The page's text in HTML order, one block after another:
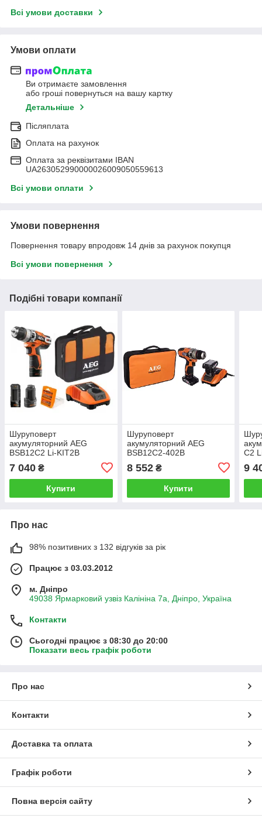
Всі умови доставки
Умови оплати
Ви отримаєте замовлення
або гроші повернуться на вашу картку
Детальніше
Післяплата
Оплата на рахунок
Оплата за реквізитами IBAN
UA263052990000026009050559613
Всі умови оплати
Умови повернення
Повернення товару впродовж 14 днів за рахунок покупця
Всі умови повернення
Подібні товари компанії
Шуруповерт
акумуляторний AEG
BSB12C2 Li-KIT2B
7 040 ₴
Купити
Шуруповерт
акумуляторний AEG
BSB12C2-402B
8 552₴
Купити
C2
9
Про нас
98% позитивних з 132 відгуків за рік
Працює з 03.03.2012
м. Дніпро
49038 Ярмарковий узвіз Калініна 7а, Дніпро, Україна
Контакти
Сьогодні працює з 08:30 до 20:00
Показати весь графік роботи
Про нас
Контакти
Доставка та оплата
Графік роботи
Повна версія сайту